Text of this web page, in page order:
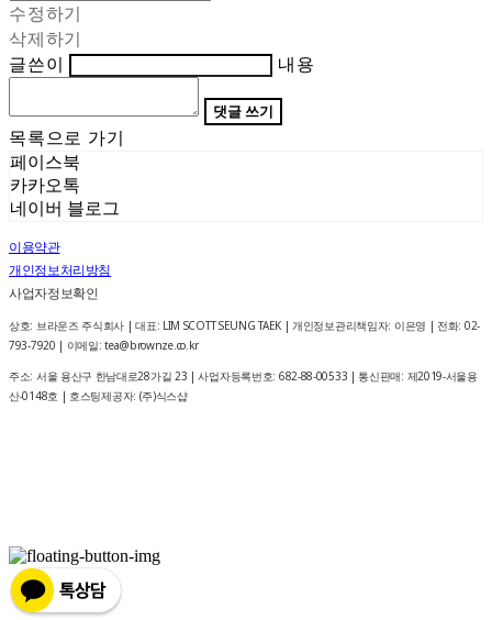
수정하기
삭제하기
글쓴이
내용
댓글 쓰기
목록으로 가기
페이스북
카카오톡
네이버 블로그
이용약관
개인정보처리방침
사업자정보확인
상호: 브라운즈 주식회사 | 대표: LIM SCOTT SEUNG TAEK | 개인정보관리책임자: 이은영 | 전화: 02-
793-7920 | 이메일: tea@brownze.co.kr
주소: 서울 용산구 한남대로28가길 23 | 사업자등록번호: 682-88-00533 | 통신판매: 제2019-서울용
산-0148호 | 호스팅제공자: (주)식스샵